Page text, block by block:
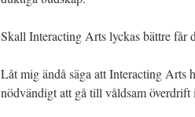
Skall Interacting Arts lyckas bättre får
Låt mig ändå säga att Interacting Arts
nödvändigt att gå till våldsam